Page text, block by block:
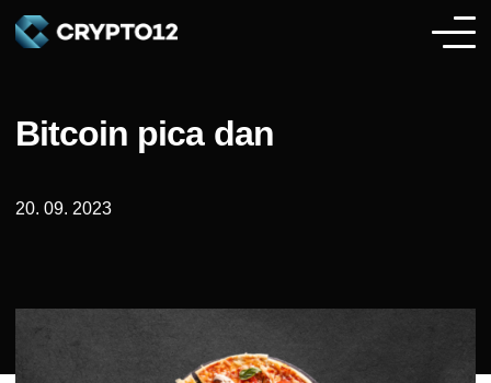
Bitcoin pica dan
20. 09. 2023